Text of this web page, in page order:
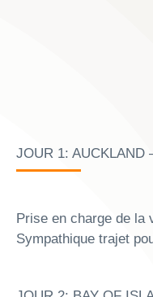
JOUR 1: AUCKLAND
Prise en charge de la
Sympathique trajet